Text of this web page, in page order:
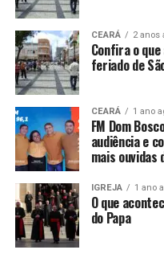
CEARÁ 2 anos
Confira o
feriado de
CEARÁ 1 ano
FM Dom
audiência e
mais ouvidas
IGREJA 1 ano
O que
do Papa